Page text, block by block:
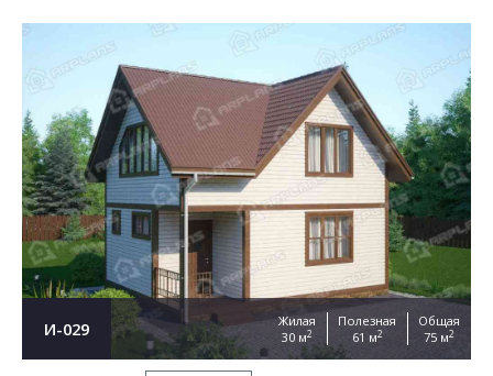
И-029
Жилая
30 м2
Полезная
61 м2
Общая
75 м2